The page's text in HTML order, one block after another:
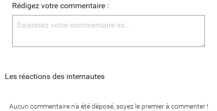
Rédigez votre commentaire :
Les réactions des internautes
Aucun commentaire n'a été déposé, soyez le premier à commenter !